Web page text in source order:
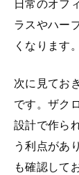
日常のオフ
ラスやハー
くなります。
次に見てお
です。ザク
設計で作ら
う利点があ
も確認して